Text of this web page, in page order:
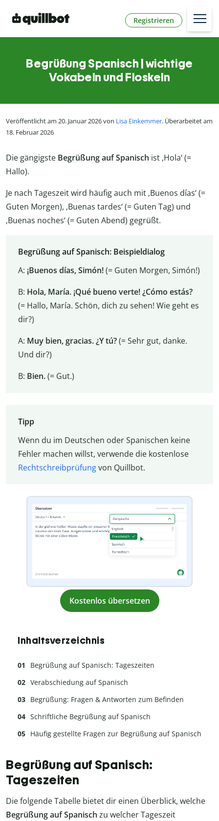
Registrieren
Begrüßung Spanisch | wichtige
Vokabeln und Floskeln
Veröffentlicht am 20. Januar 2026 von Lisa Einkemmer. Überarbeitet am
18. Februar 2026
Die gängigste Begrüßung auf Spanisch ist ‚Hola‘ (=
Hallo).
Je nach Tageszeit wird häufig auch mit ‚Buenos días‘ (=
Guten Morgen), ‚Buenas tardes‘ (= Guten Tag) und
‚Buenas noches‘ (= Guten Abend) gegrüßt.
Begrüßung auf Spanisch: Beispieldialog
A: ¡Buenos días, Simón!(= Guten Morgen, Simón!)
B: Hola, María. ¡Qué bueno verte! ¿Cómo estás?
(= Hallo, María. Schön, dich zu sehen! Wie geht es
dir?)
A: Muy bien, gracias. ¿Y tú?(= Sehr gut, danke.
Und dir?)
B: Bien.(= Gut.)
Tipp
Wenn du im Deutschen oder Spanischen keine
Fehler machen willst, verwende die kostenlose
Rechtschreibprüfungvon Quillbot.
Kostenlos übersetzen
Inhaltsverzeichnis
Begrüßung auf Spanisch: Tageszeiten
Verabschiedung auf Spanisch
Begrüßung: Fragen & Antworten zum Befinden
Schriftliche Begrüßung auf Spanisch
Häufig gestellte Fragen zur Begrüßung auf Spanisch
Begrüßung auf Spanisch:
Tageszeiten
Die folgende Tabelle bietet dir einen Überblick, welche
Begrüßung auf Spanisch zu welcher Tageszeit